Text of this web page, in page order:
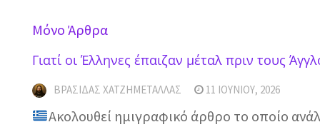
Mόνο Άρθρα
Γιατί οι Έλληνες έπαιζαν μέταλ πριν τους
ΒΡΑΣΊΔΑΣ ΧΑΤΖΗΜΕΤΑΛΛΆΣ 11 ΙΟΥΝΊΟΥ, 2026
Ακολουθεί ημιγραφικό άρθρο το οποίο